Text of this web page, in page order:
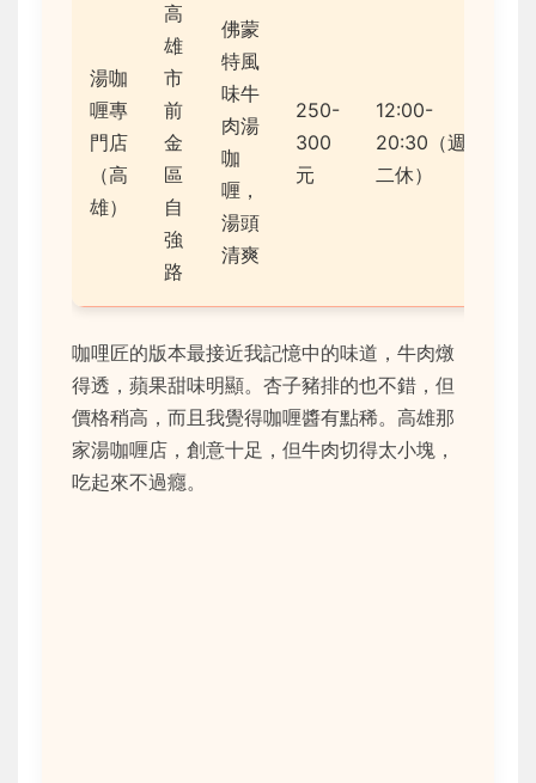
湯咖
喱專
門店
（高
雄）
高
雄
市
前
金
區
自
強
路
佛蒙
特風
味牛
肉湯
咖
喱，
湯頭
清爽
250-
300
元
12:00-
20:30（週
二休）
咖哩匠的版本最接近我記憶中的味道，牛肉燉
得透，蘋果甜味明顯。杏子豬排的也不錯，但
價格稍高，而且我覺得咖喱醬有點稀。高雄那
家湯咖喱店，創意十足，但牛肉切得太小塊，
吃起來不過癮。